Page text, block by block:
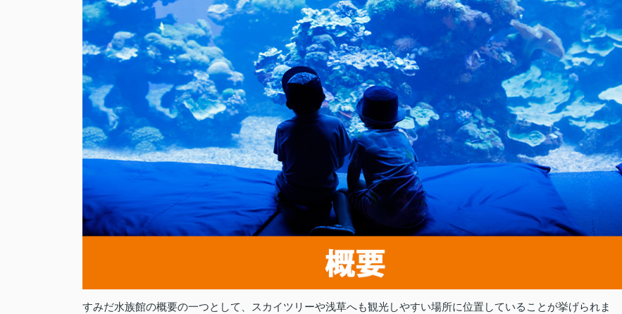
すみだ水族館の概要の一つとして、スカイツリーや浅草へも観光しやすい場所に位置していることが挙げられま